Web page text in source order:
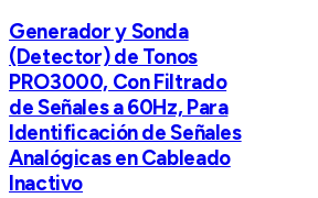
Generador y Sonda
(Detector) de Tonos
PRO3000, Con Filtrado
de Señales a 60Hz, Para
Identificación de Señales
Analógicas en Cableado
Inactivo